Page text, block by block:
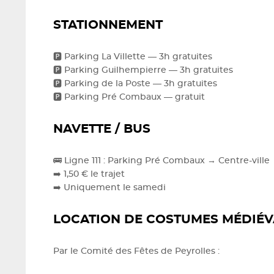
STATIONNEMENT
🅿️ Parking La Villette — 3h gratuites
🅿️ Parking Guilhempierre — 3h gratuites
🅿️ Parking de la Poste — 3h gratuites
🅿️ Parking Pré Combaux — gratuit
NAVETTE / BUS
🚌 Ligne 111 : Parking Pré Combaux → Centre-ville
➡️ 1,50 € le trajet
➡️ Uniquement le samedi
LOCATION DE COSTUMES
Par le Comité des Fêtes de Peyrolles :